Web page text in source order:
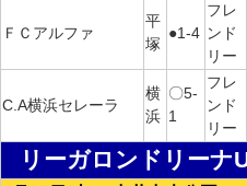
ＦＣアルファ
平
塚
●1-4
フレ
ンド
リー
C.A横浜セレーラ
横
浜
〇5-
1
フレ
ンド
リー
リーガロンドリーナ